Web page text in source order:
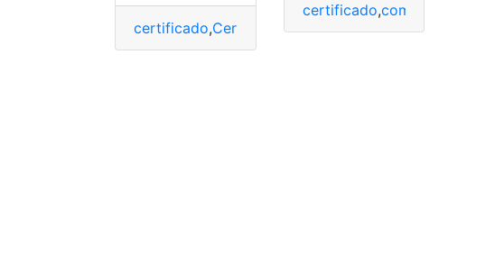
Propietario,Solicitar Certificado,Tramites,Tramites en línea
certificado,Certificados,comunidad,España
certificado,comunidad